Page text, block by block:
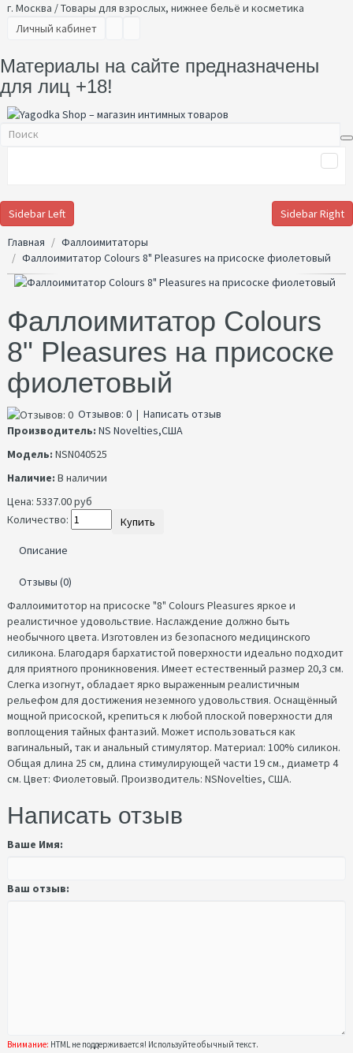
г. Москва / Товары для взрослых, нижнее бельё и косметика
Личный кабинет
Материалы на сайте предназначены
для лиц +18!
Sidebar Left
Sidebar Right
Главная
Фаллоимитаторы
Фаллоимитатор Colours 8" Pleasures на присоске фиолетовый
Фаллоимитатор Colours
8" Pleasures на присоске
фиолетовый
Отзывов: 0 | Написать отзыв
Производитель: NS Novelties,США
Модель: NSN040525
Наличие: В наличии
Цена: 5337.00 руб
Количество:
Купить
Описание
Отзывы (0)
Фаллоимитотор на присоске "8" Colours Pleasures яркое и
реалистичное удовольствие. Наслаждение должно быть
необычного цвета. Изготовлен из безопасного медицинского
силикона. Благодаря бархатистой поверхности идеально подходит
для приятного проникновения. Имеет естественный размер 20,3 см.
Слегка изогнут, обладает ярко выраженным реалистичным
рельефом для достижения неземного удовольствия. Оснащённый
мощной присоской, крепиться к любой плоской поверхности для
воплощения тайных фантазий. Может использоваться как
вагинальный, так и анальный стимулятор. Материал: 100% силикон.
Общая длина 25 см, длина стимулирующей части 19 см., диаметр 4
см. Цвет: Фиолетовый. Производитель: NSNovelties, США.
Написать отзыв
Ваше Имя:
Ваш отзыв:
Внимание: HTML не поддерживается! Используйте обычный текст.